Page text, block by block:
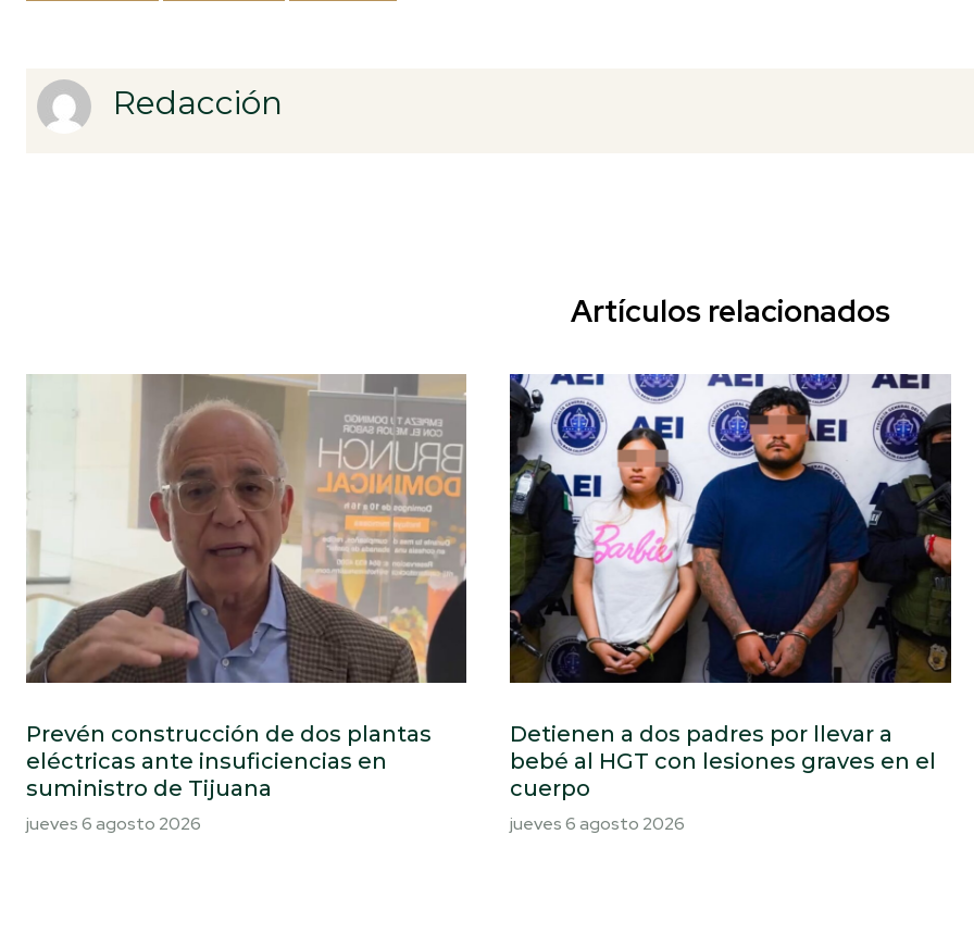
Redacción
Artículos relacionados
Prevén construcción de dos plantas
eléctricas ante insuficiencias en
suministro de Tijuana
jueves 6 agosto 2026
Detienen a dos padres por llevar a
bebé al HGT con lesiones graves en el
cuerpo
jueves 6 agosto 2026